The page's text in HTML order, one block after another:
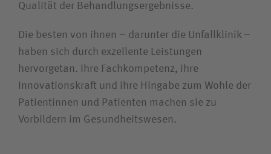
Qualität der Behandlungsergebnisse.
Die besten von ihnen – darunter die Unfallklinik –
haben sich durch exzellente Leistungen
hervorgetan. Ihre Fachkompetenz, ihre
Innovationskraft und ihre Hingabe zum Wohle der
Patientinnen und Patienten machen sie zu
Vorbildern im Gesundheitswesen.